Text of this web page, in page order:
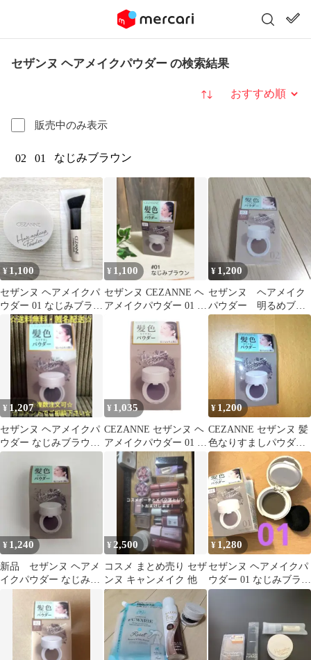
セザンヌ ヘアメイクパウダー の検索結果
販売中のみ表示
並び替え
02 01 なじみブラウン
¥ 1,100
セザンヌ ヘアメイクパ
ウダー 01 なじみブラウ
ン コンパクトブラ
シ セット
¥ 1,100
セザンヌ CEZANNE ヘ
アメイクパウダー 01 な
じみブラウン パウダー
¥ 1,200
セザンヌ ヘアメイク
パウダー 明るめブラ
ウン
¥ 1,207
セザンヌ ヘアメイクパ
ウダー なじみブラウン
4.0g 髪色なりすましパ
ウダー
¥ 1,035
CEZANNE セザンヌ ヘ
アメイクパウダー 01 な
じみブラウン 4g 薄毛
白髪 生え際 分け目[定
形内郵便]
¥ 1,200
CEZANNE セザンヌ 髪
色なりすましパウダー
01 なじみブラウン
¥ 1,240
新品 セザンヌ ヘアメ
イクパウダー なじみブ
¥2,500
コスメ まとめ売り セザ
ンヌ キャンメイク 他
¥ 1,280
セザンヌ ヘアメイクパ
ウダー 01 なじみブラウ
ン 新品 髪色なりすまし